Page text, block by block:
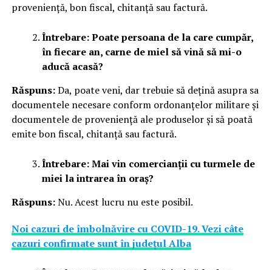
proveniență, bon fiscal, chitanță sau factură.
Întrebare: Poate persoana de la care cumpăr,
în fiecare an, carne de miel să vină să mi-o
aducă acasă?
Răspuns:Da, poate veni, dar trebuie să dețină asupra sa
documentele necesare conform ordonanțelor militare și
documentele de proveniență ale produselor și să poată
emite bon fiscal, chitanță sau factură.
Întrebare: Mai vin comercianții cu turmele de
miei la intrarea în oraș?
Răspuns:Nu. Acest lucru nu este posibil.
Noi cazuri de îmbolnăvire cu COVID-19. Vezi câte
cazuri confirmate sunt în judeţul Alba